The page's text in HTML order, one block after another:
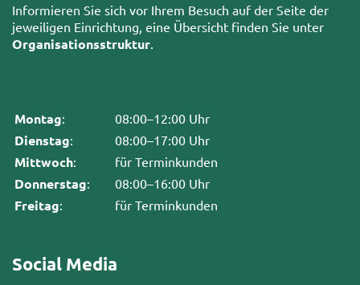
Informieren Sie sich vor Ihrem Besuch auf der Seite der
jeweiligen Einrichtung, eine Übersicht finden Sie unter
Organisationsstruktur
Montag: 08:00–12:00 Uhr
Dienstag: 08:00–17:00 Uhr
Mittwoch: für Terminkunden
Donnerstag: 08:00–16:00 Uhr
Freitag: für Terminkunden
Social Media